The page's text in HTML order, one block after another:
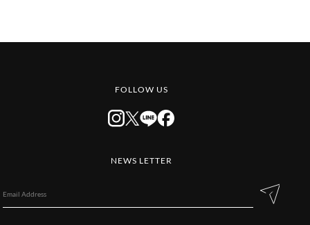
FOLLOW US
NEWS LETTER